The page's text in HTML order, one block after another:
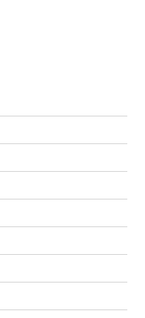
Heimtiere